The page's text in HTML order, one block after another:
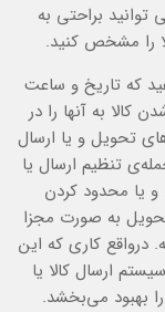
توانید براحتی به
را مشخص کنید.
که تاریخ و ساعت
کالا به آنها را در
تحویل و یا ارسال
تنظیم ارسال یا
یا محدود کردن
به صورت مجزا
کاری که این
ارسال کالا یا
بهبود می‌بخشد.